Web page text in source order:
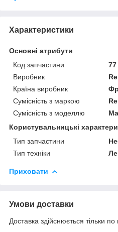
Характеристики
Основні атрибути
Код запчастини
77
Виробник
Країна виробник
Сумісність з маркою
Сумісність з моделлю
Користувальницькі
Тип запчастини
Тип техніки
Приховати
Умови доставки
Доставка здійснюється тільки по